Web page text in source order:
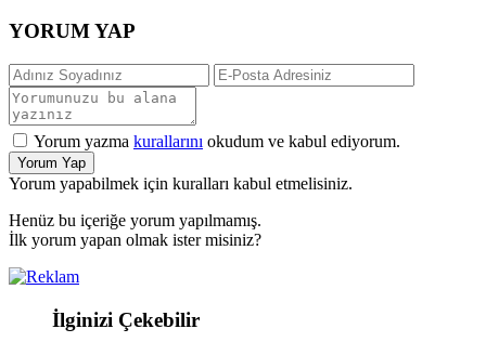
YORUM YAP
Yorum yazma kurallarını okudum ve kabul ediyorum.
Yorum Yap
Yorum yapabilmek için kuralları kabul etmelisiniz.
Henüz bu içeriğe yorum yapılmamış.
İlk yorum yapan olmak ister misiniz?
İlginizi Çekebilir